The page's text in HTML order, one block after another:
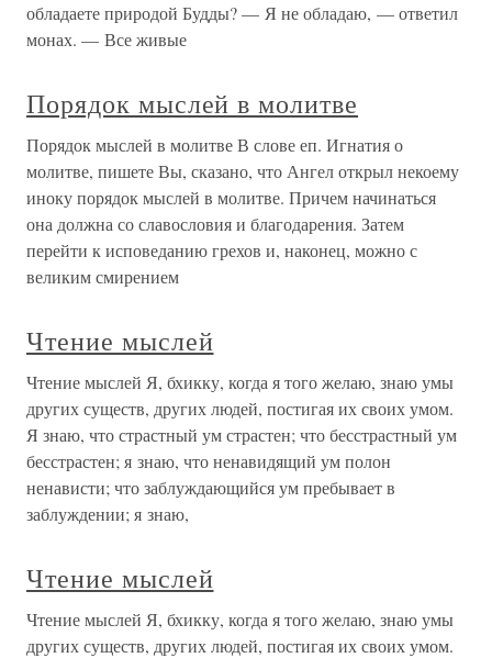
обладаете природой Будды? — Я не обладаю, — ответил
монах. — Все живые
Порядок мыслей в молитве
Порядок мыслей в молитве В слове еп. Игнатия о
молитве, пишете Вы, сказано, что Ангел открыл некоему
иноку порядок мыслей в молитве. Причем начинаться
она должна со славословия и благодарения. Затем
перейти к исповеданию грехов и, наконец, можно с
великим смирением
Чтение мыслей
Чтение мыслей Я, бхикку, когда я того желаю, знаю умы
других существ, других людей, постигая их своих умом.
Я знаю, что страстный ум страстен; что бесстрастный ум
бесстрастен; я знаю, что ненавидящий ум полон
ненависти; что заблуждающийся ум пребывает в
заблуждении; я знаю,
Чтение мыслей
Чтение мыслей Я, бхикку, когда я того желаю, знаю умы
других существ, других людей, постигая их своих умом.